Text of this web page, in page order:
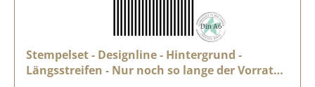
Stempelset - Designline - Hintergrund -
Längsstreifen - Nur noch so lange der Vorrat